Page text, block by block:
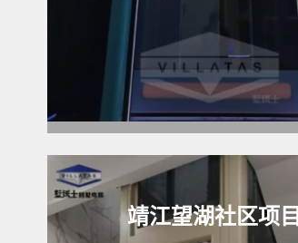
靖江望湖社区项目